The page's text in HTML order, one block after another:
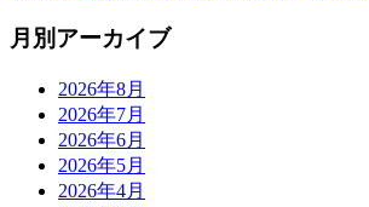
月別アーカイブ
2026年8月
2026年7月
2026年6月
2026年5月
2026年4月